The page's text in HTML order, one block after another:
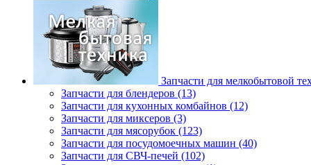
Запчасти для мелкобытовой
Запчасти для блендеров (13)
Запчасти для кухонных комбайнов (12)
Запчасти для миксеров (3)
Запчасти для мясорубок (123)
Запчасти для посудомоечных машин (40)
Запчасти для СВЧ-печей (102)